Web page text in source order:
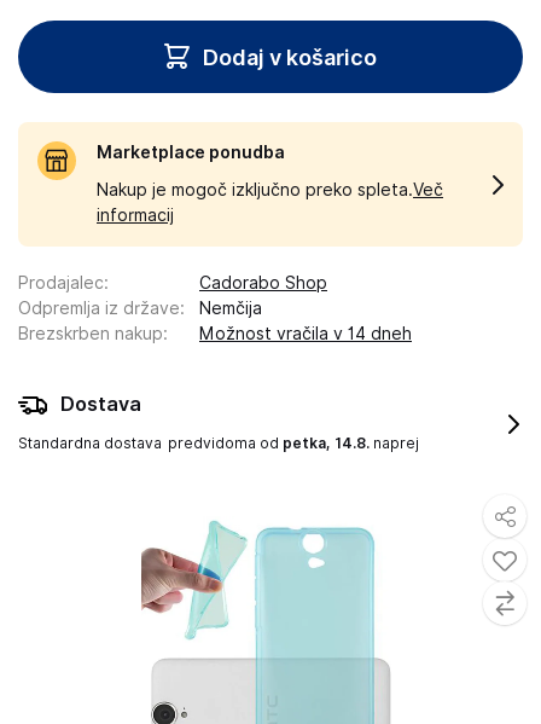
Dodaj v košarico
Marketplace ponudba
Nakup je mogoč izključno preko spleta.Več
informacij
Prodajalec:
Cadorabo Shop
Odpremlja iz države:
Nemčija
Brezskrben nakup: Možnost vračila v 14 dneh
Dostava
Standardna dostava predvidoma od petka, 14.8. naprej